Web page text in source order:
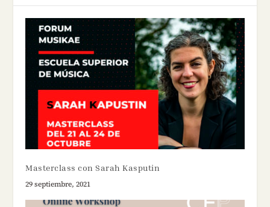
Masterclass con Sarah Kasputin
29 septiembre, 2021